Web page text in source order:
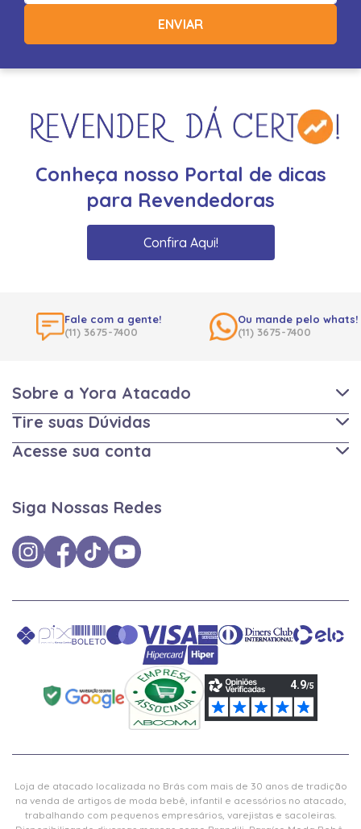
ENVIAR
Conheça nosso Portal de dicas
para Revendedoras
Confira Aqui!
Fale com a gente!
(11) 3675-7400
Ou mande pelo whats!
(11) 3675-7400
Sobre a Yora Atacado
Tire suas Dúvidas
Acesse sua conta
Siga Nossas Redes
Loja de atacado localizada no Brás com mais de 30 anos de tradição
na venda de artigos de moda bebê, infantil e acessórios no atacado,
trabalhando com pequenos empresários, varejistas e sacoleiras.